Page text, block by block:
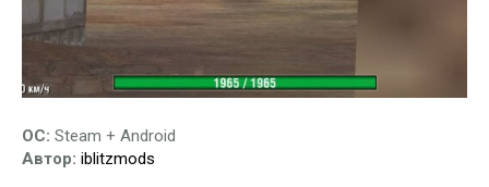
ОС: Steam + Android
Автор: iblitzmods